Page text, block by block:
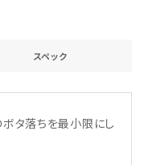
スペック
タ落ちを最小限にし